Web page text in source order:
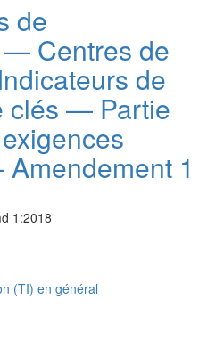
de
Centres de
de
clés — Partie
1
1:2018
(TI) en général